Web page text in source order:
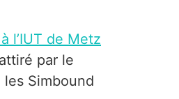
l’IUT de Metz
par le
Simbound